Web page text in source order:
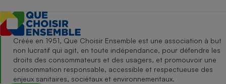
Créée en 1951, Que Choisir Ensemble est une association à but
non lucratif qui agit, en toute indépendance, pour défendre les
droits des consommateurs et des usagers, et promouvoir une
consommation responsable, accessible et respectueuse des
enjeux sanitaires, sociétaux et environnementaux.